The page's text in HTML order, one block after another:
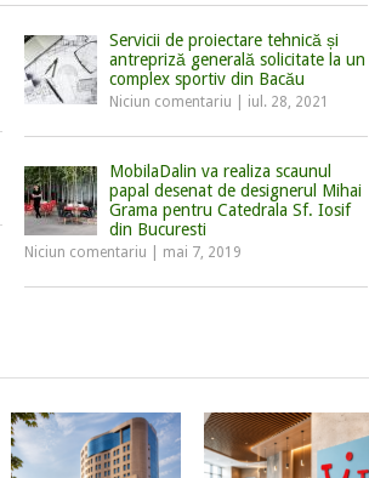
Servicii de proiectare tehnică și
antrepriză generală solicitate la un
complex sportiv din Bacău
Niciun comentariu iul. 28, 2021
MobilaDalin va realiza scaunul
papal desenat de designerul Mihai
Grama pentru Catedrala Sf. Iosif
din Bucuresti
Niciun comentariu mai 7, 2019